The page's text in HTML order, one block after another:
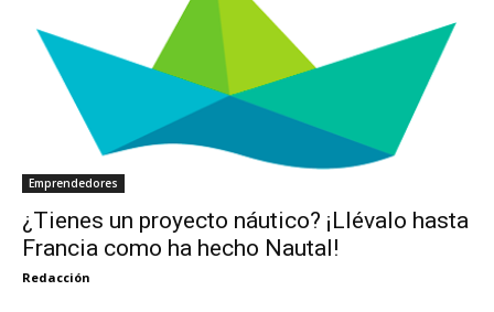
Emprendedores
¿Tienes un proyecto náutico? ¡Llévalo hasta
Francia como ha hecho Nautal!
Redacción